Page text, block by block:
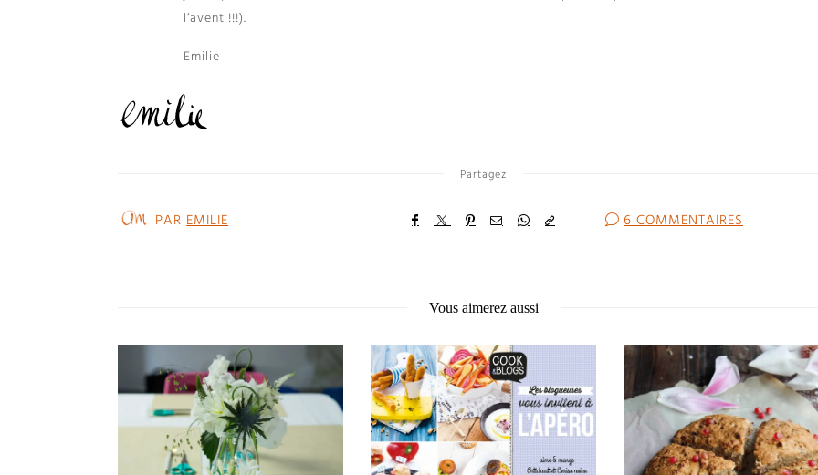
l’avent !!!).
Emilie
Partagez
PAREMILIE 6 COMMENTAIRES
Vous aimerez aussi